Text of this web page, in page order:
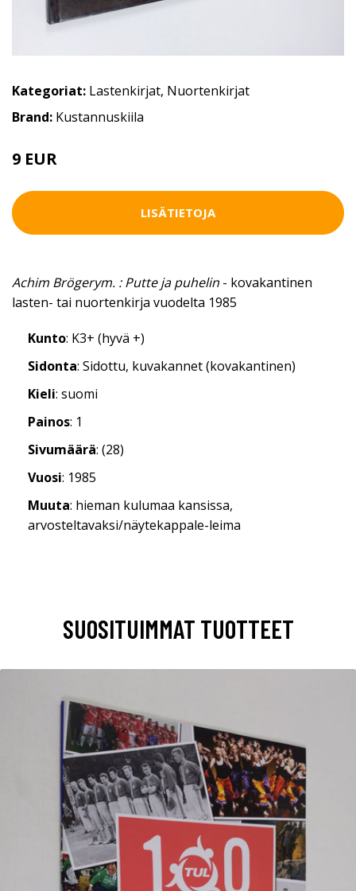
Kategoriat: Lastenkirjat, Nuortenkirjat
Brand: Kustannuskiila
9 EUR
LISÄTIETOJA
Achim Brögerym. : Putte ja puhelin - kovakantinen
lasten- tai nuortenkirja vuodelta 1985
Kunto: K3+ (hyvä +)
Sidonta: Sidottu, kuvakannet (kovakantinen)
Kieli: suomi
Painos: 1
Sivumäärä: (28)
Vuosi: 1985
Muuta: hieman kulumaa kansissa,
arvosteltavaksi/näytekappale-leima
SUOSITUIMMAT TUOTTEET